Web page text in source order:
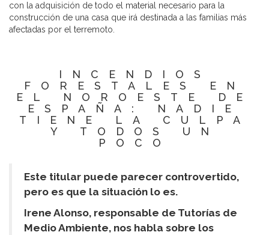
con la adquisición de todo el material necesario para la
construcción de una casa que irá destinada a las familias más
afectadas por el terremoto.
INCENDIOS
FORESTALES EN
EL NOROESTE DE
ESPAÑA: NADIE
TIENE LA CULPA
Y TODOS UN
POCO
Este titular puede parecer controvertido,
pero es que la situación lo es.
Irene Alonso, responsable de Tutorías de
Medio Ambiente, nos habla sobre los